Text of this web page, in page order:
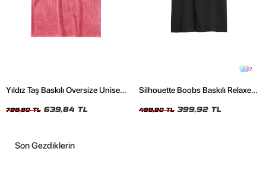
Yıldız Taş Baskılı Oversize Unisex
799,80 TL 639,84 TL
2
Silhouette Boobs Baskılı Relaxed
499,90 TL 399,92 TL
Son Gezdiklerin